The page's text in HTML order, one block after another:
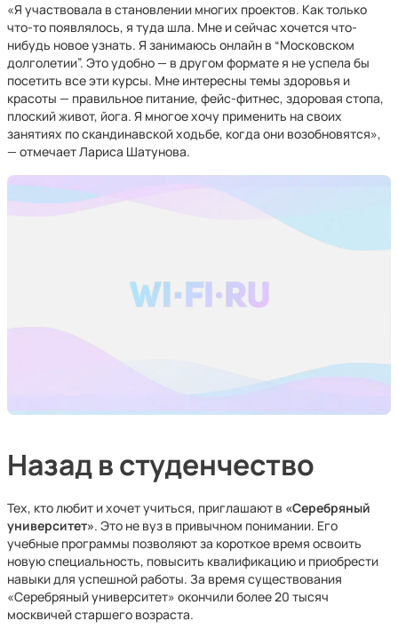
«Я участвовала в становлении многих проектов. Как только
что-то появлялось, я туда шла. Мне и сейчас хочется что-
нибудь новое узнать. Я занимаюсь онлайн в “Московском
долголетии”. Это удобно — в другом формате я не успела бы
посетить все эти курсы. Мне интересны темы здоровья и
красоты — правильное питание, фейс-фитнес, здоровая стопа,
плоский живот, йога. Я многое хочу применить на своих
занятиях по скандинавской ходьбе, когда они возобновятся»,
— отмечает Лариса Шатунова.
Назад в студенчество
Тех, кто любит и хочет учиться, приглашают в «Серебряный
университет». Это не вуз в привычном понимании. Его
учебные программы позволяют за короткое время освоить
новую специальность, повысить квалификацию и приобрести
навыки для успешной работы. За время существования
«Серебряный университет» окончили более 20 тысяч
москвичей старшего возраста.